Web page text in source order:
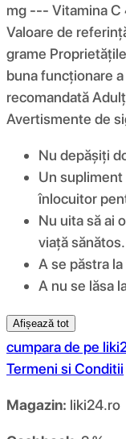
mg --- Vitamina C
Valoare de
grame
buna funcționare
recomandată
Avertismente de
Nu depășiți
Un
înlocuitor
Nu uita să ai
viață sănătos.
A se păstra
A nu se lăsa
Afișează tot
cumpara de pe
Termeni si Conditii
Magazin: liki24.ro